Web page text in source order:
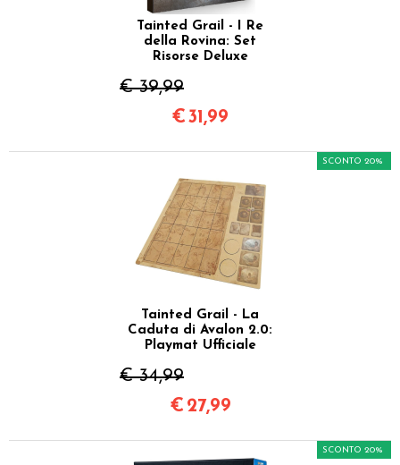
Tainted Grail - I Re
della Rovina: Set
Risorse Deluxe
€ 39,99
€31,99
Tainted Grail - La
Caduta di Avalon 2.0:
Playmat Ufficiale
€ 34,99
SCONTO 20%
€ 27,99
SCONTO 20%